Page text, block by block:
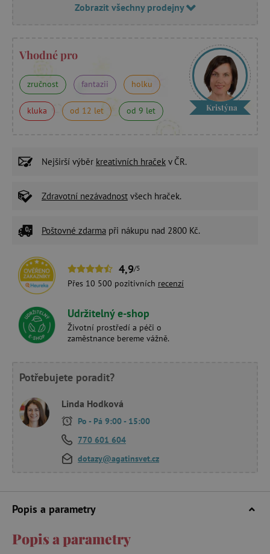
Zobrazit všechny prodejny
Vhodné pro
zručnost fantazii holku
kluka od 12 let od 9 let Kristýna
Nejširší výběr kreativních hraček v ČR.
Zdravotní nezávadnost všech hraček.
Poštovné zdarma při nákupu nad 2800 Kč.
4,9/5
Přes 10 500 pozitivních recenzí
Udržitelný e-shop
Životní prostředí a péči o
zaměstnance bereme vážně.
Potřebujete poradit?
Linda Hodková
Po - Pá 9:00 - 15:00
770 601 604
dotazy@agatinsvet.cz
Popis a parametry
Popis a parametry